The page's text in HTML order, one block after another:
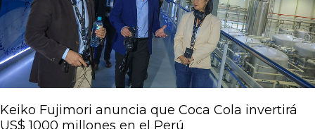
Keiko Fujimori anuncia que Coca Cola invertirá
US$ 1000 millones en el Perú